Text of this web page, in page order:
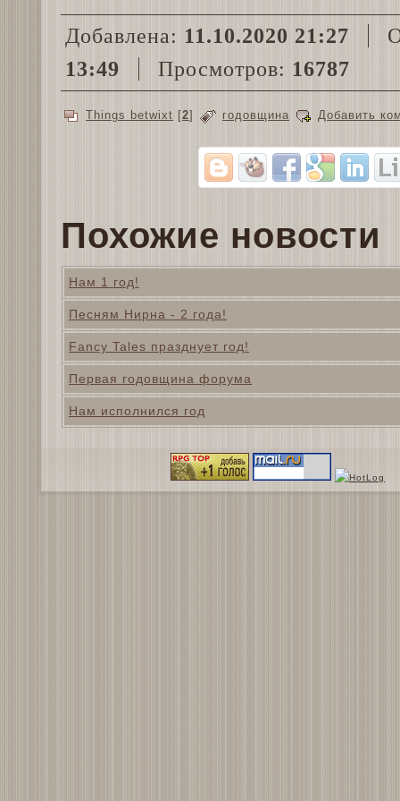
Добавлена: 11.10.2020 21:27
13:49
Просмотров: 16787
Things betwixt [2] годовщина Добавить
Похожие новости
Нам 1 год!
Песням Нирна - 2 года!
Fancy Tales празднует год!
Первая годовщина форума
Нам исполнился год